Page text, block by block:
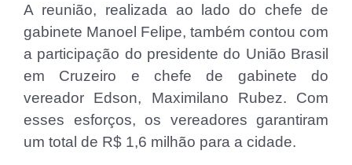
A reunião, realizada ao lado do chefe de
gabinete Manoel Felipe, também contou com
a participação do presidente do União Brasil
em Cruzeiro e chefe de gabinete do
vereador Edson, Maximilano Rubez. Com
esses esforços, os vereadores garantiram
um total de R$ 1,6 milhão para a cidade.